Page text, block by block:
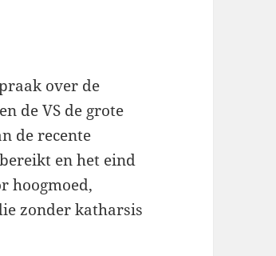
over de
de VS de grote
de recente
en het eind
hoogmoed,
zonder katharsis